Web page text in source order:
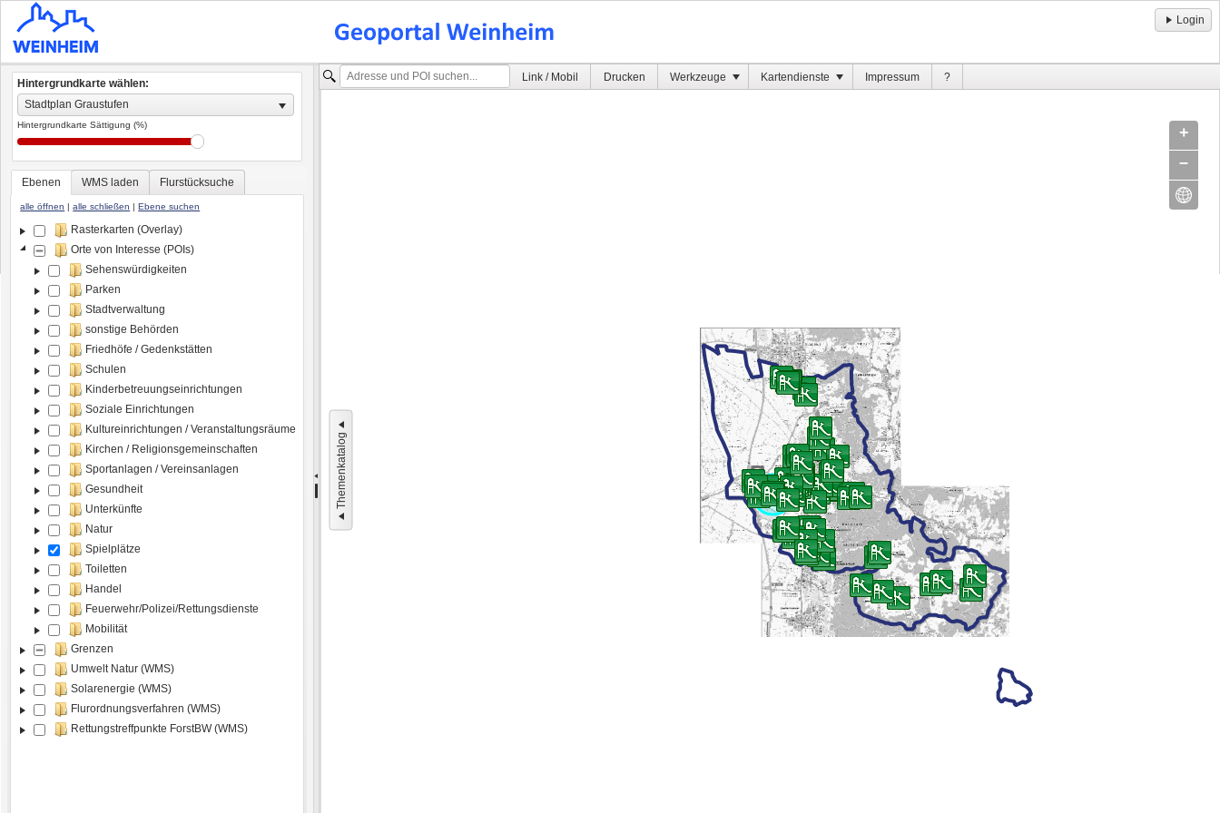
Login
Hintergrundkarte wählen:
Stadtplan Graustufen
Hintergrundkarte Sättigung (%)
Ebenen WMS laden Flurstücksuche
alle öffnen |alle schließen |Ebene suchen
Rasterkarten (Overlay)
Orte von Interesse (POIs)
Sehenswürdigkeiten
Parken
Stadtverwaltung
sonstige Behörden
Friedhöfe / Gedenkstätten
Schulen
Kinderbetreuungseinrichtungen
Soziale Einrichtungen
Kultureinrichtungen / Veranstaltungsräume
Kirchen / Religionsgemeinschaften
Sportanlagen / Vereinsanlagen
Gesundheit
Unterkünfte
Natur
Spielplätze
Toiletten
Handel
Feuerwehr/Polizei/Rettungsdienste
Mobilität
Grenzen
Umwelt Natur (WMS)
Solarenergie (WMS)
Flurordnungsverfahren (WMS)
Rettungstreffpunkte ForstBW (WMS)
+
–
Themenkatalog
Link / Mobil Drucken Werkzeuge Kartendienste Impressum ?